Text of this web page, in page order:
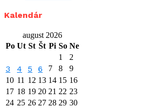
Kalendár
august 2026
Po Ut St Št Pi So Ne
1
2
3 4 5 6 7 8
9
10 11 12 13 14 15 16
17 18 19 20 21 22 23
24 25 26 27 28 29 30